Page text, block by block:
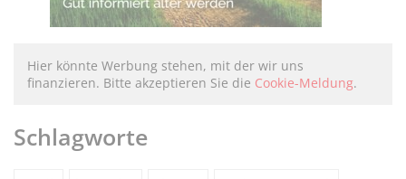
Hier könnte Werbung stehen, mit der wir uns
finanzieren. Bitte akzeptieren Sie die Cookie-Meldung.
Schlagworte